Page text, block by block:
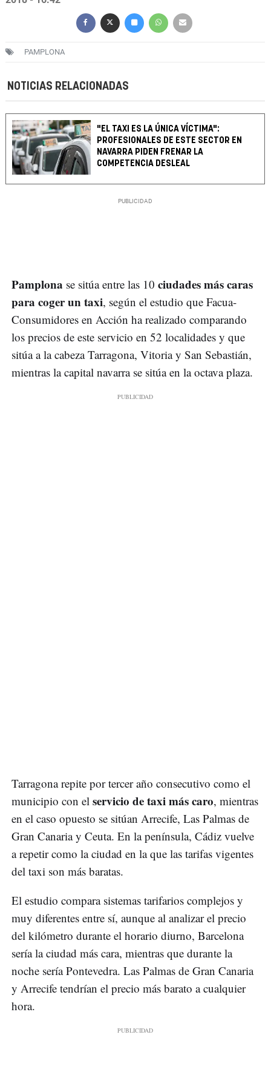
PAMPLONA
NOTICIAS RELACIONADAS
"EL TAXI ES LA ÚNICA VÍCTIMA":
PROFESIONALES DE ESTE SECTOR EN
NAVARRA PIDEN FRENAR LA
COMPETENCIA DESLEAL
Pamplona se sitúa entre las 10 ciudades más caras
para coger un taxi, según el estudio que Facua-
Consumidores en Acción ha realizado comparando
los precios de este servicio en 52 localidades y que
sitúa a la cabeza Tarragona, Vitoria y San Sebastián,
mientras la capital navarra se sitúa en la octava plaza.
Tarragona repite por tercer año consecutivo como el
municipio con el servicio de taxi más caro, mientras
en el caso opuesto se sitúan Arrecife, Las Palmas de
Gran Canaria y Ceuta. En la península, Cádiz vuelve
a repetir como la ciudad en la que las tarifas vigentes
del taxi son más baratas.
El estudio compara sistemas tarifarios complejos y
muy diferentes entre sí, aunque al analizar el precio
del kilómetro durante el horario diurno, Barcelona
sería la ciudad más cara, mientras que durante la
noche sería Pontevedra. Las Palmas de Gran Canaria
y Arrecife tendrían el precio más barato a cualquier
hora.